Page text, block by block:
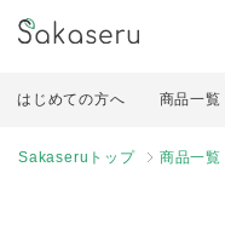
はじめての方へ 商品一覧
Sakaseruトップ 商品一覧